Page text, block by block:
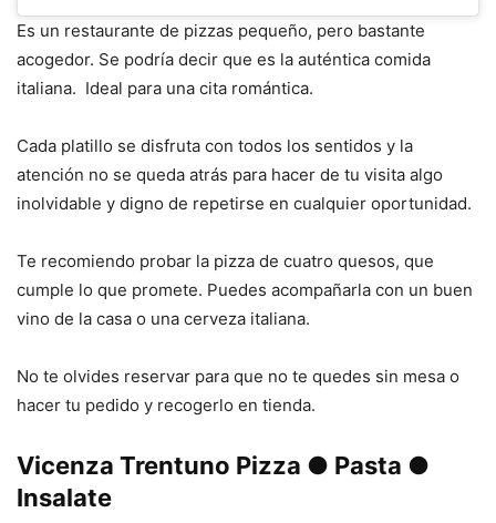
Es un restaurante de pizzas pequeño, pero bastante
acogedor. Se podría decir que es la auténtica comida
italiana. Ideal para una cita romántica.
Cada platillo se disfruta con todos los sentidos y la
atención no se queda atrás para hacer de tu visita algo
inolvidable y digno de repetirse en cualquier oportunidad.
Te recomiendo probar la pizza de cuatro quesos, que
cumple lo que promete. Puedes acompañarla con un buen
vino de la casa o una cerveza italiana.
No te olvides reservar para que no te quedes sin mesa o
hacer tu pedido y recogerlo en tienda.
Vicenza Trentuno Pizza ● Pasta ●
Insalate